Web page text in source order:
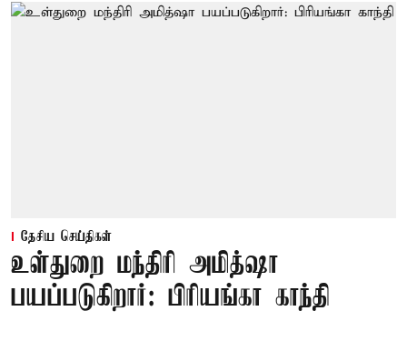
தேசிய செய்திகள்
உள்துறை மந்திரி அமித்ஷா
பயப்படுகிறார்: பிரியங்கா காந்தி